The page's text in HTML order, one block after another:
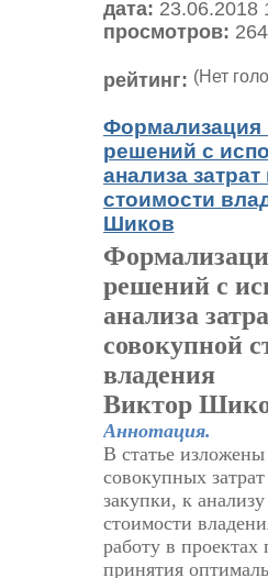
дата: 23.06.2018
просмотров:
рейтинг: (Нет
Формализация
решений с
анализа
стоимости
Шиков
решений с
анализа
совокупной
владения
Виктор
Аннотация.
В статье
совокупных
закупки, к
стоимости
работу в
принятия